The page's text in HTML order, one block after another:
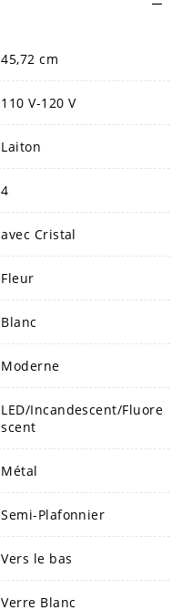
45,72 cm
110 V-120 V
Laiton
4
avec Cristal
Fleur
Blanc
Moderne
LED/Incandescent/Fluore
scent
Métal
Semi-Plafonnier
Vers le bas
Verre Blanc